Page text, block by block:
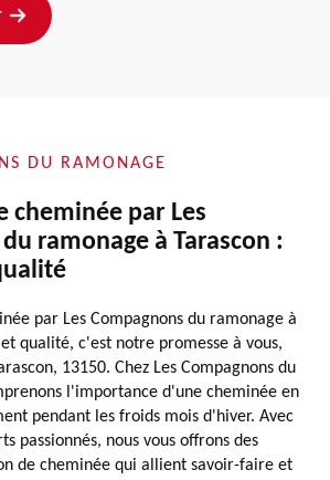
DU RAMONAGE
cheminée par Les
ramonage à Tarascon :
par Les Compagnons du ramonage à
qualité, c'est notre promesse à vous,
13150. Chez Les Compagnons du
l'importance d'une cheminée en
pendant les froids mois d'hiver. Avec
passionnés, nous vous offrons des
de cheminée qui allient savoir-faire et